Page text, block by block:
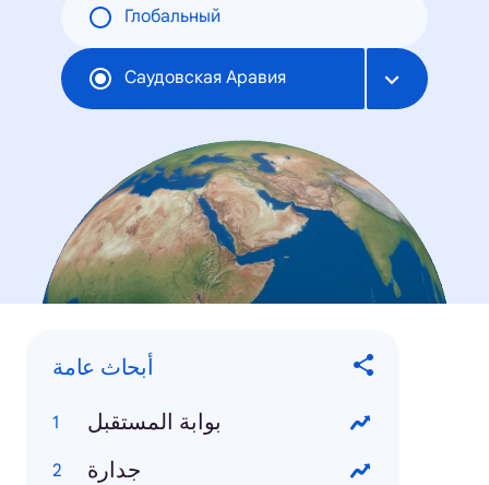
Глобальный
Саудовская Аравия
أبحاث عامة
بوابة المستقبل
جدارة